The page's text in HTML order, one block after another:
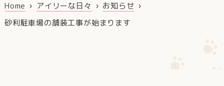
Home アイリーな日々
お知らせ
砂利駐車場の舗装工事が始まります